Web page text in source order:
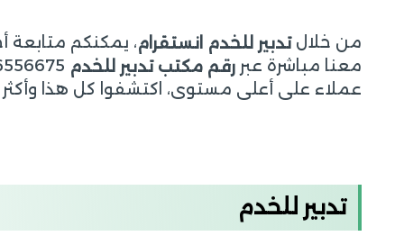
من خلالتدبير للخدم انستقرام، يمكنكم
معنا مباشرة عبررقم مكتب تدبير للخدم
عملاء على أعلى مستوى، اكتشفوا كل هذا
تدبير للخدم